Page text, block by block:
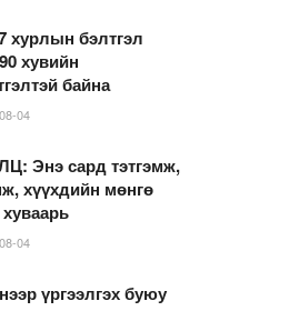
хурлын бэлтгэл
хувийн
байна
04
Энэ сард тэтгэмж,
хүүхдийн мөнгө
04
үргээлгэх буюу